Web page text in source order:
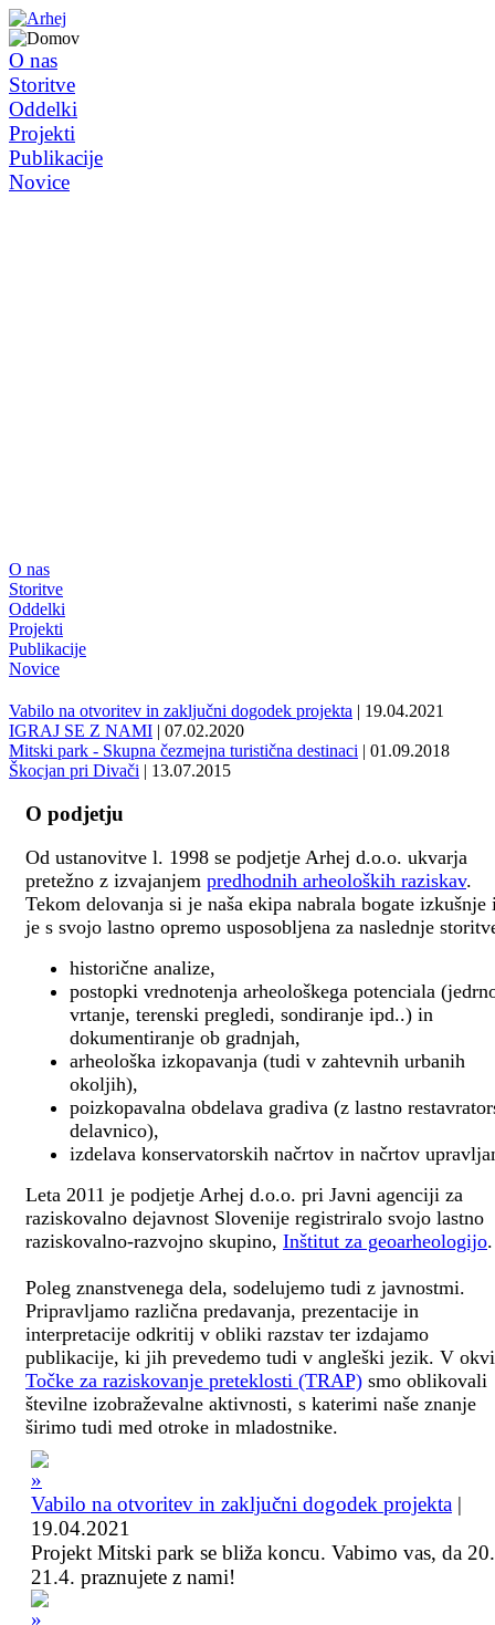
O nas
Storitve
Oddelki
Projekti
Publikacije
Novice
O nas
Storitve
Oddelki
Projekti
Publikacije
Novice
Vabilo na otvoritev in zaključni dogodek projekta | 19.04.2021
IGRAJ SE Z NAMI | 07.02.2020
Mitski park - Skupna čezmejna turistična destinaci | 01.09.2018
Škocjan pri Divači | 13.07.2015
O podjetju
Od ustanovitve l. 1998 se podjetje Arhej d.o.o. ukvarja
pretežno z izvajanjem predhodnih arheoloških raziskav.
Tekom delovanja si je naša ekipa nabrala bogate izkušnje
je s svojo lastno opremo usposobljena za naslednje
historične analize,
postopki vrednotenja arheološkega potenciala
vrtanje, terenski pregledi, sondiranje ipd..) in
dokumentiranje ob gradnjah,
arheološka izkopavanja (tudi v zahtevnih urbanih
okoljih),
poizkopavalna obdelava gradiva (z lastno
delavnico),
izdelava konservatorskih načrtov in načrtov
Leta 2011 je podjetje Arhej d.o.o. pri Javni agenciji za
raziskovalno dejavnost Slovenije registriralo svojo lastno
raziskovalno-razvojno skupino, Inštitut za geoarheologijo.
Poleg znanstvenega dela, sodelujemo tudi z javnostmi.
Pripravljamo različna predavanja, prezentacije in
interpretacije odkritij v obliki razstav ter izdajamo
publikacije, ki jih prevedemo tudi v angleški jezik. V
Točke za raziskovanje preteklosti (TRAP) smo oblikovali
številne izobraževalne aktivnosti, s katerimi naše znanje
širimo tudi med otroke in mladostnike.
Vabilo na otvoritev in zaključni dogodek projekta |
19.04.2021
Projekt Mitski park se bliža koncu. Vabimo vas, da
21.4. praznujete z nami!